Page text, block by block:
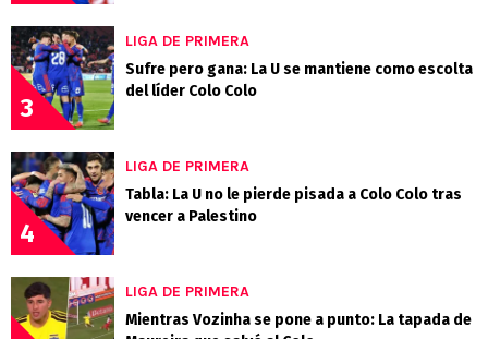
3
LIGA DE PRIMERA
Sufre pero gana: La U se mantiene como escolta
del líder Colo Colo
4
LIGA DE PRIMERA
Tabla: La U no le pierde pisada a Colo Colo tras
vencer a Palestino
LIGA DE PRIMERA
Mientras Vozinha se pone a punto: La tapada de